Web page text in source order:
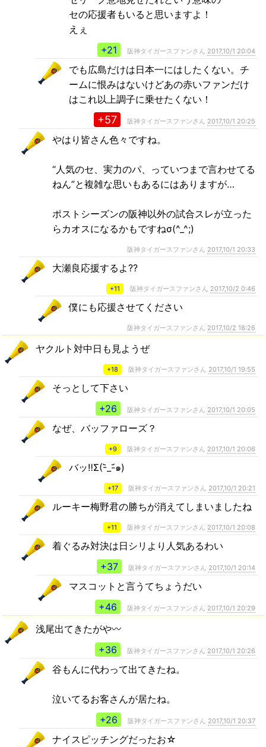
セの応援者もいると思いますよ！
えぇ
+21
阪神タイガースファンさん 2017,10/1 20:04
でも広島だけは日本一にはしたくない。チ
ームに恨みはないけどあの赤いファンだけ
はこれ以上調子に乗せたくない！
+57 阪神タイガースファンさん 2017,10/1 20:25
やはり皆さん色々ですね。
“人気のセ、実力のパ、っていつまで言わせてる
ねん”と複雑な思いもあるにはありますが…
ポストシーズンの阪神以外の試合スレが立った
らカオスになるかもですねσ(^_^;)
阪神タイガースファンさん 2017,10/1 20:33
大瀬良応援するよ??
+11 阪神タイガースファンさん 2017,10/2 0:46
僕にも応援させてください
阪神タイガースファンさん 2017,10/2 18:26
ヤクルト対中日も見ようぜ
+18 阪神タイガースファンさん 2017,10/1 19:55
そっとして下さい
+26
阪神タイガースファンさん 2017,10/1 20:05
なぜ、バッファローズ？
+9 阪神タイガースファンさん 2017,10/1 20:06
バッ‼️Σ(-᷅_-᷄๑)
+17 阪神タイガースファンさん 2017,10/1 20:21
ルーキー梅野君の勝ちが消えてしまいましたね
+11 阪神タイガースファンさん 2017,10/1 20:08
着ぐるみ対決は日シリより人気あるわい
+37
阪神タイガースファンさん 2017,10/1 20:14
マスコットと言うてちょうだい
+46
阪神タイガースファンさん 2017,10/1 20:29
浅尾出てきたがや〰️
+36
阪神タイガースファンさん 2017,10/1 20:26
谷もんに代わって出てきたね。
泣いてるお客さんが居たね。
+26
阪神タイガースファンさん 2017,10/1 20:37
ナイスピッチングだったお☆